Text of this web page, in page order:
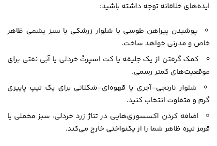
ایده‌های خلاقانه توجه داشته باشید:
پوشیدن پیراهن طوسی با شلوار زرشکی یا سبز یشمی ظاهر
خاص و مدرنی خواهد ساخت.
کمک گرفتن از یک جلیقه یا کت اسپرتْ خردلی یا آبی نفتی برای
موقعیت‌های کمتر رسمی.
شلوار نارنجی-آجری یا قهوه‌ای-شکلاتی برای یک تیپ پاییزی
گرم و متفاوت انتخاب کنید.
اضافه کردن اکسسوری‌هایی در تناژ زرد خردلی، سبز مخملی یا
قرمز تیره ظاهر شما را از یکنواختی خارج می‌کند.